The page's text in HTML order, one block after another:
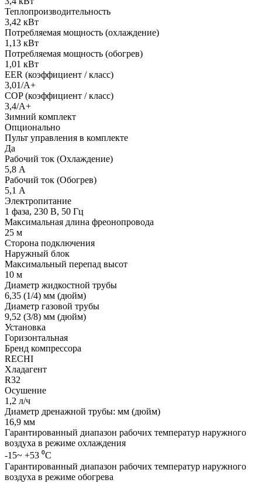
Теплопроизводительность
3,42 кВт
Потребляемая мощность (охлаждение)
1,13 кВт
Потребляемая мощность (обогрев)
1,01 кВт
EER (коэффициент / класс)
3,01/A+
COP (коэффициент / класс)
3,4/A+
Зимний комплект
Опционально
Пульт управления в комплекте
Да
Рабочий ток (Охлаждение)
5,8 A
Рабочий ток (Обогрев)
5,1 А
Электропитание
1 фаза, 230 В, 50 Гц
Максимальная длина фреонопровода
25 м
Сторона подключения
Наружный блок
Максимальный перепад высот
10 м
Диаметр жидкостной трубы
6,35 (1/4) мм (дюйм)
Диаметр газовой трубы
9,52 (3/8) мм (дюйм)
Установка
Горизонтальная
Бренд компрессора
RECHI
Хладагент
R32
Осушение
1,2 л/ч
Диаметр дренажной трубы: мм (дюйм)
16,9 мм
Гарантированный диапазон рабочих температур наружного
воздуха в режиме охлаждения
-15~ +53 ⁰С
Гарантированный диапазон рабочих температур наружного
воздуха в режиме обогрева